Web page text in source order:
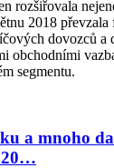
rozšiřovala
2018
dovozců a
obchodními
segmentu.
a mnoho